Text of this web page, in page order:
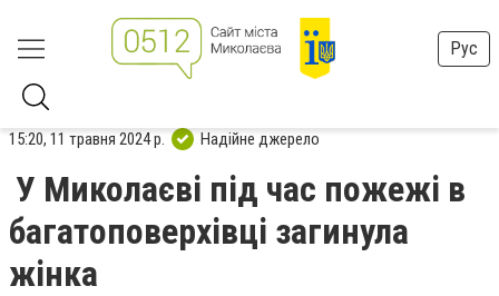
Рус
15:20, 11 травня 2024 р. Надійне джерело
У Миколаєві під час пожежі в
багатоповерхівці загинула
жінка